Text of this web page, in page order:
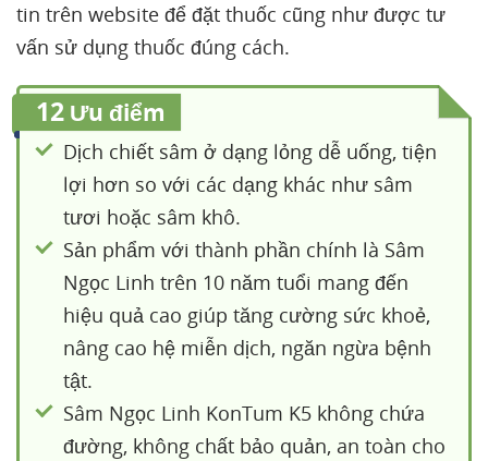
tin trên website để đặt thuốc cũng như được tư
vấn sử dụng thuốc đúng cách.
12 Ưu điểm
Dịch chiết sâm ở dạng lỏng dễ uống, tiện
lợi hơn so với các dạng khác như sâm
tươi hoặc sâm khô.
Sản phẩm với thành phần chính là Sâm
Ngọc Linh trên 10 năm tuổi mang đến
hiệu quả cao giúp tăng cường sức khoẻ,
nâng cao hệ miễn dịch, ngăn ngừa bệnh
tật.
Sâm Ngọc Linh KonTum K5 không chứa
đường, không chất bảo quản, an toàn cho